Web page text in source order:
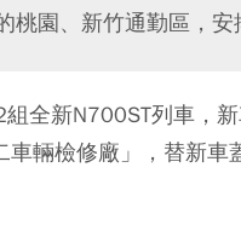
桃園、新竹通勤區，安
全新N700ST列車，
車輛檢修廠」，替新